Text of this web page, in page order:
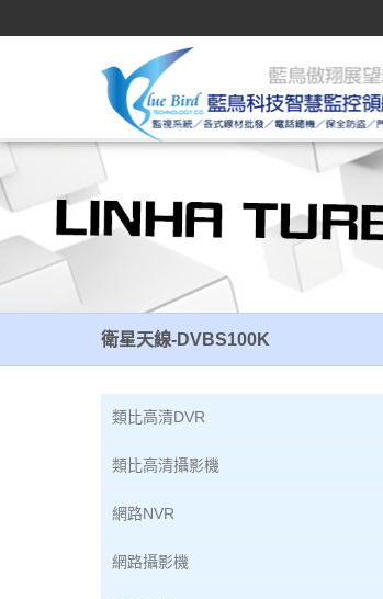
衛星天線-DVBS100K
類比高清DVR
類比高清攝影機
網路NVR
網路攝影機